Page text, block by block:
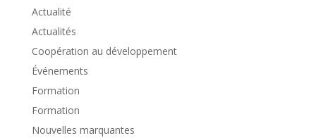
Actualité
Actualités
Coopération au développement
Événements
Formation
Formation
Nouvelles marquantes